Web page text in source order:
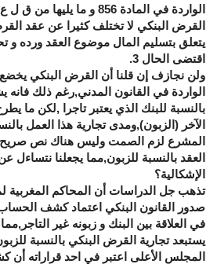
الواردة في المادة 856 و ما
القرض البنكي لا تختلف كثيرا عن عقد
يتعلق بتسليم المال موضوع العقد ورده و
اقتضى الحال 3.
ولن نجازف إن قلنا أن القرض البنكي
الواردة في القانون المدني,رغم ذلك فانه
بالنسبة للبنك الذي يعتبر تاجرا ,لكن ما
الآخر (الزبون),ومدى تجارية هذا العمل
المشرع لزم الصمت وليس هناك نص صريح
العقد بالنسبة للزبون,مما يجعلنا
الإشكالية؟
تذهب جل الدراسات أن المحاكم المغربية
صدور القانون البنكي اعتماد كشف الحساب
في العلاقة بين البنك و زبونه غير
يستبعد تجارية القرض البنكي بالنسبة
المجلس الأعلى اعتبر في احد قراراته